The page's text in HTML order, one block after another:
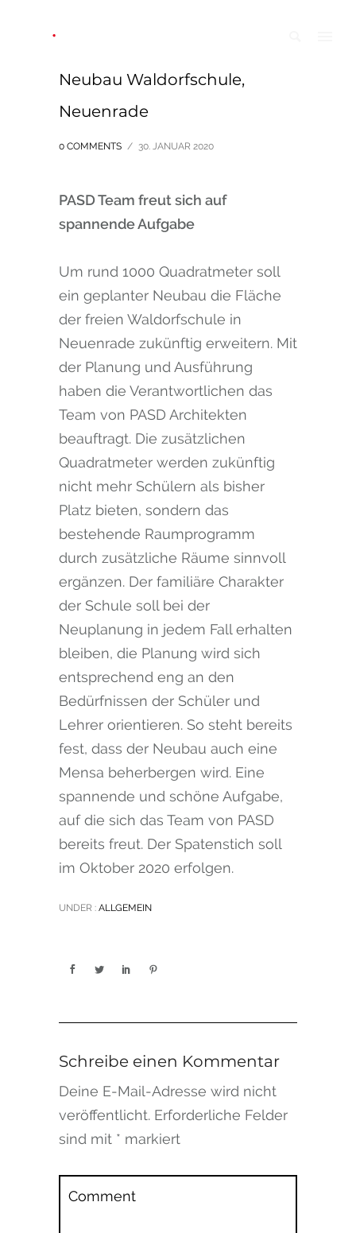
Neubau Waldorfschule,
Neuenrade
0 COMMENTS / 30. JANUAR 2020
PASD Team freut sich auf
spannende Aufgabe
Um rund 1000 Quadratmeter soll
ein geplanter Neubau die Fläche
der freien Waldorfschule in
Neuenrade zukünftig erweitern. Mit
der Planung und Ausführung
haben die Verantwortlichen das
Team von PASD Architekten
beauftragt. Die zusätzlichen
Quadratmeter werden zukünftig
nicht mehr Schülern als bisher
Platz bieten, sondern das
bestehende Raumprogramm
durch zusätzliche Räume sinnvoll
ergänzen. Der familiäre Charakter
der Schule soll bei der
Neuplanung in jedem Fall erhalten
bleiben, die Planung wird sich
entsprechend eng an den
Bedürfnissen der Schüler und
Lehrer orientieren. So steht bereits
fest, dass der Neubau auch eine
Mensa beherbergen wird. Eine
spannende und schöne Aufgabe,
auf die sich das Team von PASD
bereits freut. Der Spatenstich soll
im Oktober 2020 erfolgen.
UNDER : ALLGEMEIN
Schreibe einen Kommentar
Deine E-Mail-Adresse wird nicht
veröffentlicht. Erforderliche Felder
sind mit * markiert